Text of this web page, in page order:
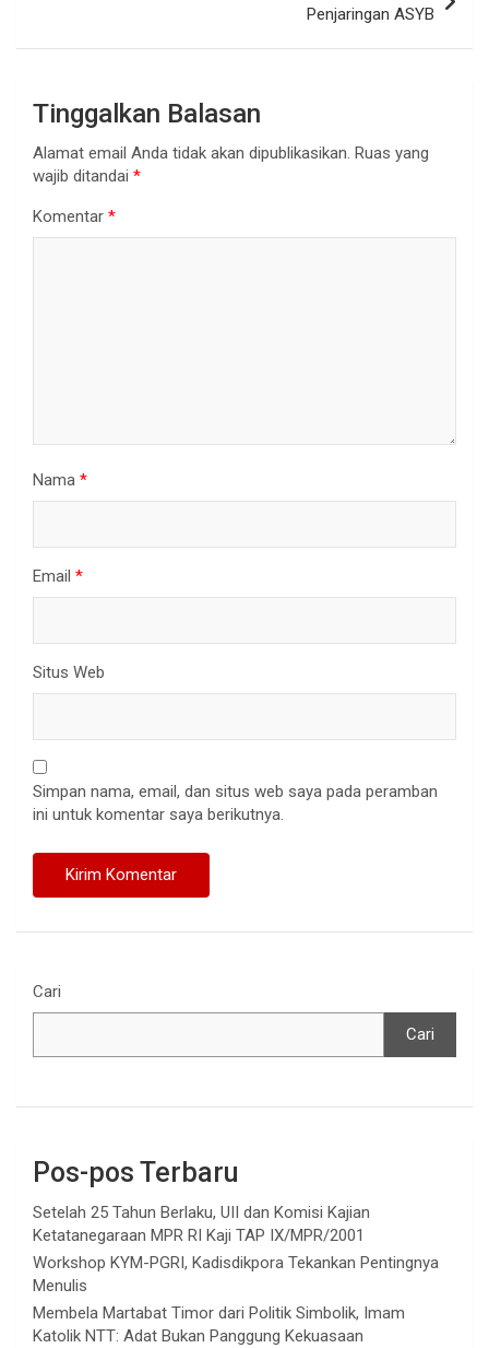
Penjaringan ASYB
Tinggalkan Balasan
Alamat email Anda tidak akan dipublikasikan. Ruas yang
wajib ditandai *
Komentar *
Nama *
Email *
Situs Web
Simpan nama, email, dan situs web saya pada peramban
ini untuk komentar saya berikutnya.
Cari
Cari
Pos-pos Terbaru
Setelah 25 Tahun Berlaku, UII dan Komisi Kajian
Ketatanegaraan MPR RI Kaji TAP IX/MPR/2001
Workshop KYM-PGRI, Kadisdikpora Tekankan Pentingnya
Menulis
Membela Martabat Timor dari Politik Simbolik, Imam
Katolik NTT: Adat Bukan Panggung Kekuasaan